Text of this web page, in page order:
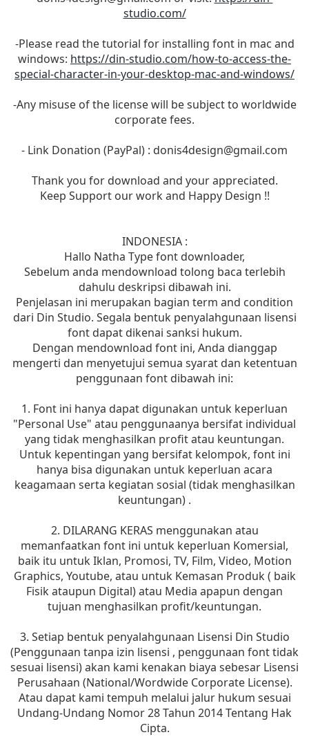
studio.com/
-Please read the tutorial for installing font in mac and
windows: https://din-studio.com/how-to-access-the-
special-character-in-your-desktop-mac-and-windows/
-Any misuse of the license will be subject to worldwide
corporate fees.
- Link Donation (PayPal) : donis4design@gmail.com
Thank you for download and your appreciated.
Keep Support our work and Happy Design !!
INDONESIA :
Hallo Natha Type font downloader,
Sebelum anda mendownload tolong baca terlebih
dahulu deskripsi dibawah ini.
Penjelasan ini merupakan bagian term and condition
dari Din Studio. Segala bentuk penyalahgunaan lisensi
font dapat dikenai sanksi hukum.
Dengan mendownload font ini, Anda dianggap
mengerti dan menyetujui semua syarat dan ketentuan
penggunaan font dibawah ini:
1. Font ini hanya dapat digunakan untuk keperluan
"Personal Use" atau penggunaanya bersifat individual
yang tidak menghasilkan profit atau keuntungan.
Untuk kepentingan yang bersifat kelompok, font ini
hanya bisa digunakan untuk keperluan acara
keagamaan serta kegiatan sosial (tidak menghasilkan
keuntungan) .
2. DILARANG KERAS menggunakan atau
memanfaatkan font ini untuk keperluan Komersial,
baik itu untuk Iklan, Promosi, TV, Film, Video, Motion
Graphics, Youtube, atau untuk Kemasan Produk ( baik
Fisik ataupun Digital) atau Media apapun dengan
tujuan menghasilkan profit/keuntungan.
3. Setiap bentuk penyalahgunaan Lisensi Din Studio
(Penggunaan tanpa izin lisensi , penggunaan font tidak
sesuai lisensi) akan kami kenakan biaya sebesar Lisensi
Perusahaan (National/Wordwide Corporate License).
Atau dapat kami tempuh melalui jalur hukum sesuai
Undang-Undang Nomor 28 Tahun 2014 Tentang Hak
Cipta.